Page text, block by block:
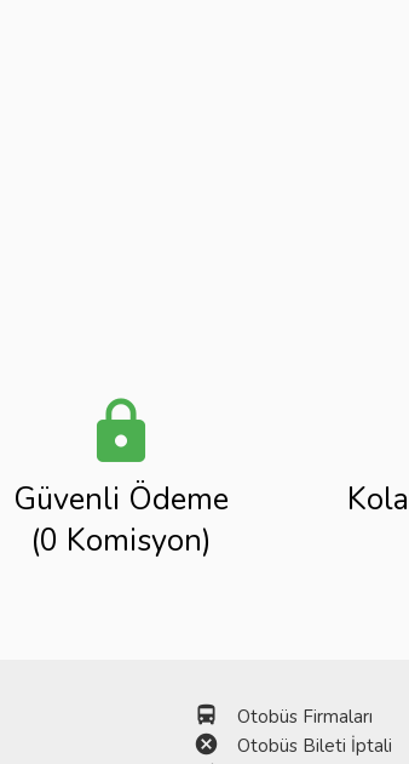
lock
Güvenli Ödeme
(0 Komisyon)
directions_bus Otobüs Firmaları
cancel Otobüs Bileti İptali